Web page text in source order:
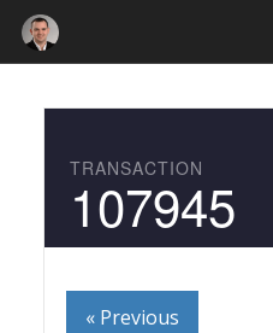
TRANSACTION
107945
« Previous